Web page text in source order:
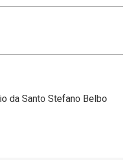
da Santo Stefano Belbo